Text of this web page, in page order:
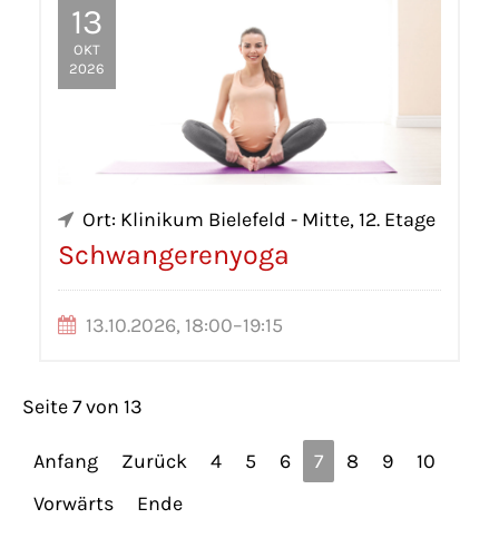
13
OKT
2026
Ort: Klinikum Bielefeld - Mitte, 12. Etage
Schwangerenyoga
13.10.2026, 18:00–19:15
Seite 7 von 13
Anfang Zurück 4 5 6 7 8 9
10
Vorwärts
Ende